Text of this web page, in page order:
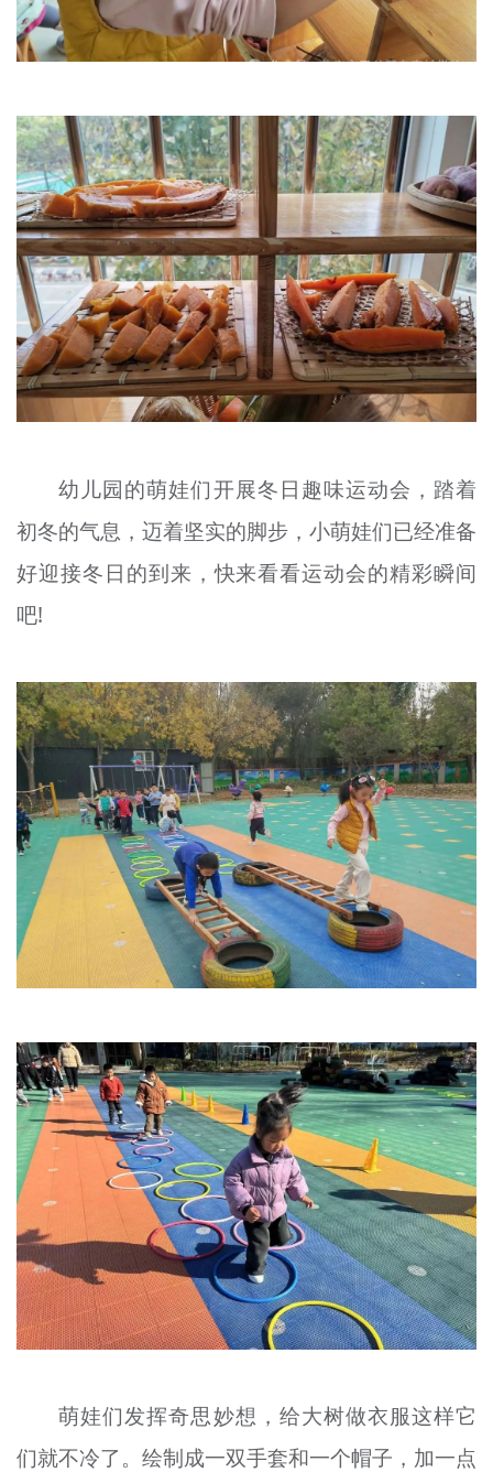
幼儿园的萌娃们开展冬日趣味运动会，踏着
初冬的气息，迈着坚实的脚步，小萌娃们已经准备
好迎接冬日的到来，快来看看运动会的精彩瞬间
吧!
萌娃们发挥奇思妙想，给大树做衣服这样它
们就不冷了。绘制成一双手套和一个帽子，加一点